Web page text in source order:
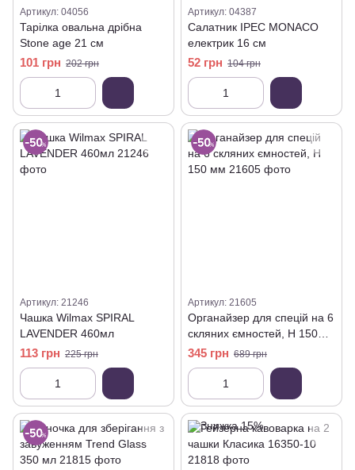
Артикул: 04056
Тарілка овальна дрібна
Stone age 21 см
101 грн 202 грн
Артикул: 04387
Салатник IPEC MONACO
електрик 16 см
52 грн 104 грн
Артикул: 21246
Чашка Wilmax SPIRAL
LAVENDER 460мл
113 грн 225 грн
Артикул: 21605
Органайзер для спецій на 6
скляних ємностей, Н 150
мм
345 грн 689 грн